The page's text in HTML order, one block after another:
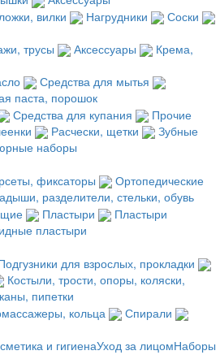
вилки Нагрудники
Соски
трусы Аксессуары
Крема,
Средства для мытья
паста, порошок
Средства для купания
Прочие
Расчески, щетки
Зубные
наборы
фиксаторы
Ортопедические
разделители, стельки, обувь
Пластыри
Пластыри
пластыри
для взрослых, прокладки
Костыли, трости, опоры, коляски,
пипетки
кольца
Спирали
и гигиенаУход за лицомНаборы